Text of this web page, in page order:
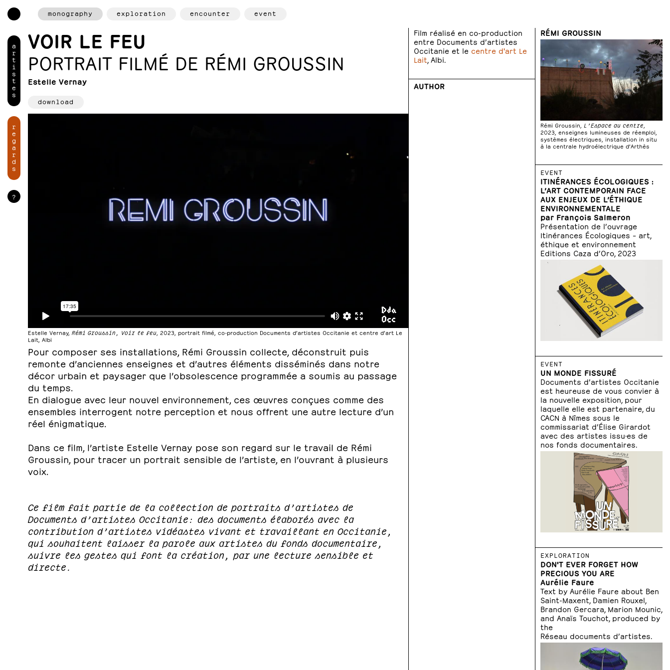
a
r
t
i
s
t
e
s
r
e
g
a
r
d
s
?
monography exploration encounter event
VOIR LE FEU
PORTRAIT FILMÉ DE RÉMI GROUSSIN
Estelle Vernay
download
Estelle Vernay, Rémi Groussin, Voir le feu , 2023, portrait filmé, co-production Documents d’artistes Occitanie et centre d’art Le
Lait, Albi
Pour composer ses installations, Rémi Groussin collecte, déconstruit puis
remonte d’anciennes enseignes et d’autres éléments disséminés dans notre
décor urbain et paysager que l’obsolescence programmée a soumis au passage
du temps.
En dialogue avec leur nouvel environnement, ces œuvres conçues comme des
ensembles interrogent notre perception et nous offrent une autre lecture d’un
réel énigmatique.
Dans ce film, l’artiste Estelle Vernay pose son regard sur le travail de Rémi
Groussin, pour tracer un portrait sensible de l’artiste, en l’ouvrant à plusieurs
voix.
Ce film fait partie de la collection de portraits d’artistes de
Documents d’artistes Occitanie: des documents élaborés avec la
contribution d’artistes vidéastes vivant et travaillant en Occitanie,
qui souhaitent laisser la parole aux artistes du fonds documentaire,
suivre les gestes qui font la création, par une lecture sensible et
directe.
Film réalisé en co-production
entre Documents d’artistes
Occitanie et le centre d'art Le
Lait , Albi.
AUTHOR
RÉMI GROUSSIN
Rémi Groussin, L’Espace au centre,
2023, enseignes lumineuses de réemploi,
systèmes électriques, installation in situ
à la centrale hydroélectrique d’Arthès
EVENT
ITINÉRANCES ÉCOLOGIQUES :
L’ART CONTEMPORAIN FACE
AUX ENJEUX DE L’ÉTHIQUE
ENVIRONNEMENTALE
par François Salmeron
Présentation de l’ouvrage
Itinérances Écologiques – art,
éthique et environnement
Editions Caza d’Oro, 2023
EVENT
UN MONDE FISSURÉ
Documents d’artistes Occitanie
est heureuse de vous convier à
la nouvelle exposition, pour
laquelle elle est partenaire, du
CACN à Nîmes sous le
commissariat d’Élise Girardot
avec des artistes issu·es de
nos fonds documentaires.
EXPLORATION
DON'T EVER FORGET HOW
PRECIOUS YOU ARE
Aurélie Faure
Text by Aurélie Faure about Ben
Saint-Maxent, Damien Rouxel,
Brandon Gercara, Marion Mounic,
and Anaïs Touchot, produced by
the
Réseau documents d’artistes.